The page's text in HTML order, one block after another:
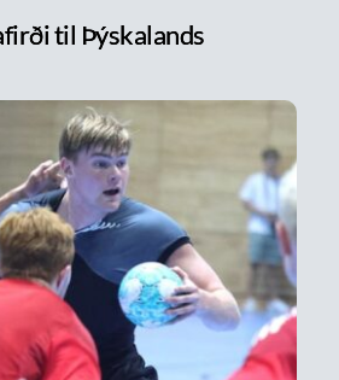
til Þýskalands